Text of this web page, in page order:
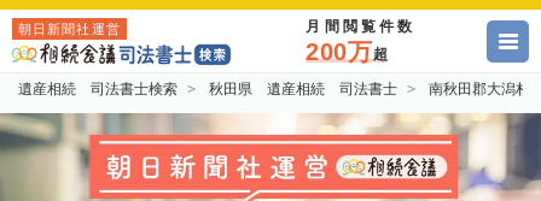
朝日新聞社運営 月間閲覧件数
200万超
遺産相続 司法書士検索 秋田県 遺産相続 司法書士 南秋田郡大潟